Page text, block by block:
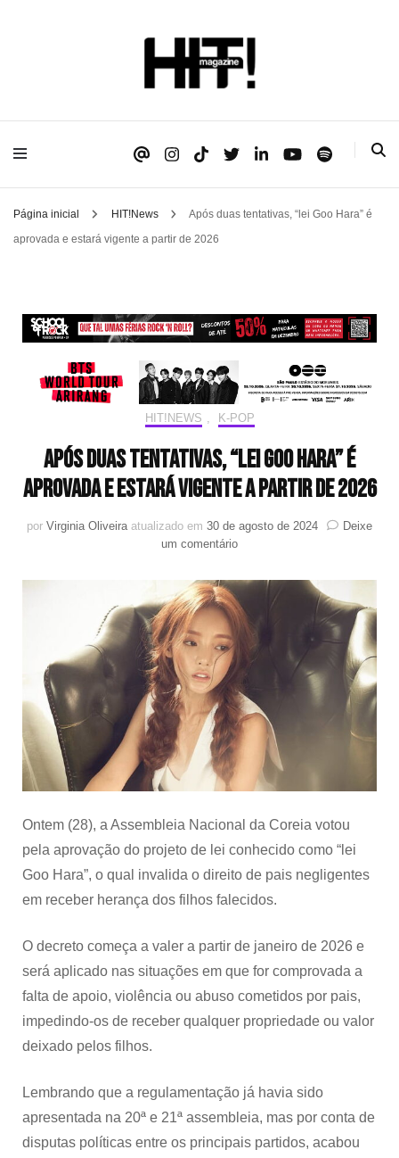
HIT!Magazine
Página inicial HIT!News
Após duas tentativas, “lei Goo Hara” é
aprovada e estará vigente a partir de 2026
HIT!NEWS K-POP
Após duas tentativas, “lei Goo Hara” é
aprovada e estará vigente a partir de 2026
por Virginia Oliveira atualizado em 30 de agosto de 2024
Deixe
um comentárioem
duas
tentativas,
“lei
Goo
Hara”
é
aprovada
e
estará
vigente
de
Ontem (28), a Assembleia Nacional da Coreia votou
pela aprovação do projeto de lei conhecido como “lei
Goo Hara”, o qual invalida o direito de pais negligentes
em receber herança dos filhos falecidos.
O decreto começa a valer a partir de janeiro de 2026 e
será aplicado nas situações em que for comprovada a
falta de apoio, violência ou abuso cometidos por pais,
impedindo-os de receber qualquer propriedade ou valor
deixado pelos filhos.
Lembrando que a regulamentação já havia sido
apresentada na 20ª e 21ª assembleia, mas por conta de
disputas políticas entre os principais partidos, acabou